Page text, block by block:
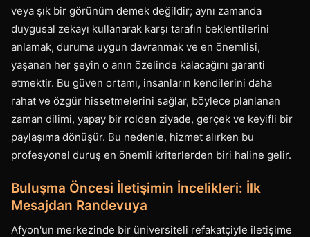
veya şık bir görünüm demek değildir; aynı zamanda
duygusal zekayı kullanarak karşı tarafın beklentilerini
anlamak, duruma uygun davranmak ve en önemlisi,
yaşanan her şeyin o anın özelinde kalacağını garanti
etmektir. Bu güven ortamı, insanların kendilerini daha
rahat ve özgür hissetmelerini sağlar, böylece planlanan
zaman dilimi, yapay bir rolden ziyade, gerçek ve keyifli bir
paylaşıma dönüşür. Bu nedenle, hizmet alırken bu
profesyonel duruş en önemli kriterlerden biri haline gelir.
Buluşma Öncesi İletişimin İncelikleri: İlk
Mesajdan Randevuya
Afyon'un merkezinde bir üniversiteli refakatçiyle iletişime